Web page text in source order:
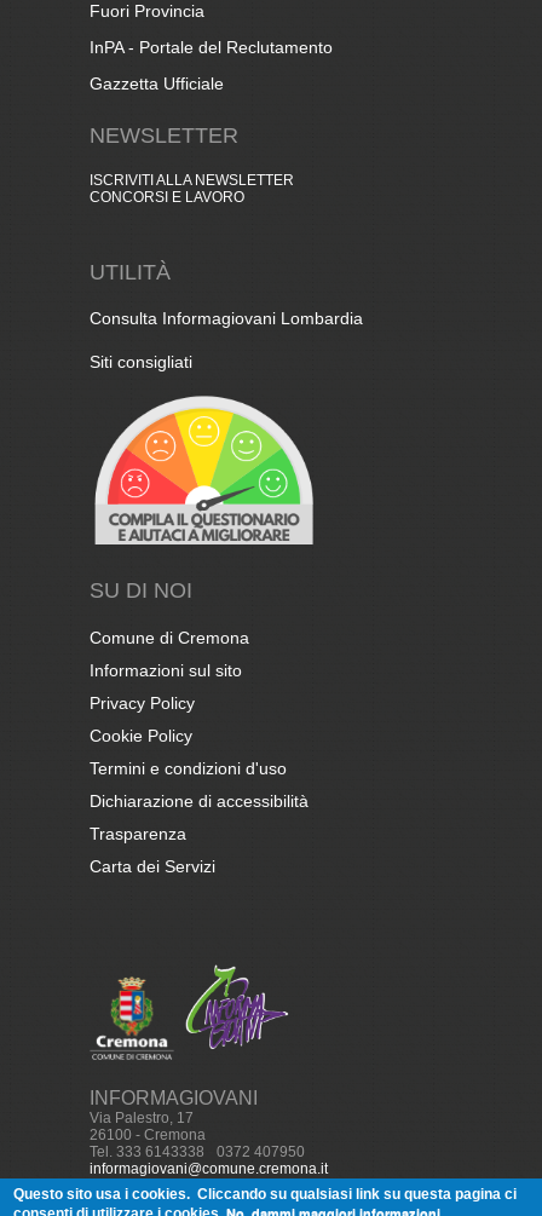
Fuori Provincia
InPA - Portale del Reclutamento
Gazzetta Ufficiale
NEWSLETTER
ISCRIVITI ALLA NEWSLETTER
CONCORSI E LAVORO
UTILITÀ
Consulta Informagiovani Lombardia
Siti consigliati
SU DI NOI
Comune di Cremona
Informazioni sul sito
Privacy Policy
Cookie Policy
Termini e condizioni d'uso
Dichiarazione di accessibilità
Trasparenza
Carta dei Servizi
INFORMAGIOVANI
Via Palestro, 17
26100 - Cremona
Tel. 333 6143338
0372 407950
informagiovani@comune.cremona.it
Questo sito usa i cookies. Cliccando su qualsiasi link su questa pagina ci